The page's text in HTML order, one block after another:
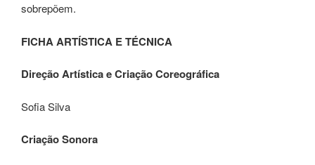
sobrepõem.
FICHA ARTÍSTICA E TÉCNICA
Direção Artística e Criação Coreográfica
Sofia Silva
Criação Sonora